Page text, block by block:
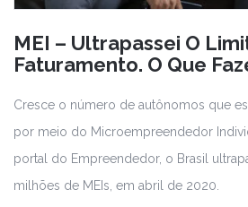
MEI – Ultrapassei O
Faturamento. O Que
Cresce o número de autônomos que
por meio do Microempreendedor
portal do Empreendedor, o Brasil
milhões de MEIs, em abril de 2020.